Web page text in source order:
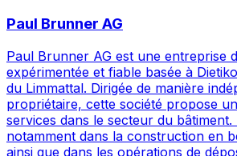
Paul Brunner AG
Paul Brunner AG est une entreprise
expérimentée et fiable basée à
du Limmattal. Dirigée de manière
propriétaire, cette société propose
services dans le secteur du bâtiment.
notamment dans la construction en
ainsi que dans les opérations de